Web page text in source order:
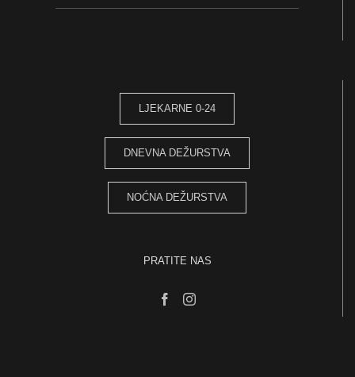
LJEKARNE 0-24
DNEVNA DEŽURSTVA
NOĆNA DEŽURSTVA
PRATITE NAS